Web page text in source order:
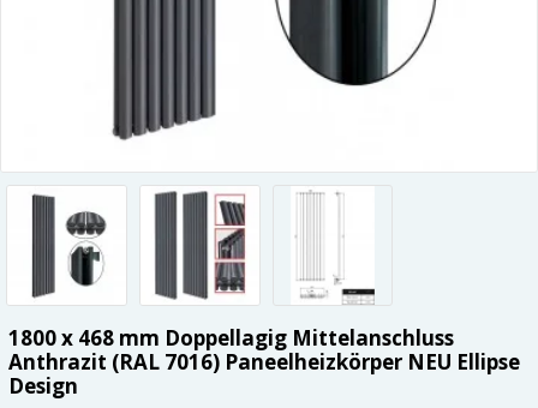
1800 x 468 mm Doppellagig Mittelanschluss
Anthrazit (RAL 7016) Paneelheizkörper NEU Ellipse
Design